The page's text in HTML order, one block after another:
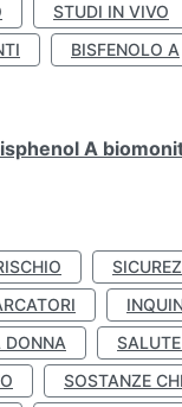
STUDI IN VIVO
BISFENOLO A
A
DONNA
SOSTANZE